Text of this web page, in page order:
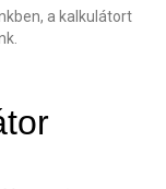
a kalkulátort